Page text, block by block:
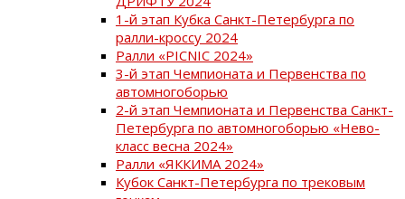
1-й этап Кубка Санкт-Петербурга по
ралли-кроссу 2024
Ралли «PICNIC 2024»
3-й этап Чемпионата и Первенства по
автомногоборью
2-й этап Чемпионата и Первенства Санкт-
Петербурга по автомногоборью «Нево-
класс весна 2024»
Ралли «ЯККИМА 2024»
Кубок Санкт-Петербурга по трековым